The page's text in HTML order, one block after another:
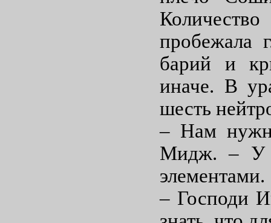
пробежала
барий и
иначе. В
шесть
– Нам
Мидж. – У
элементами.
– Господи